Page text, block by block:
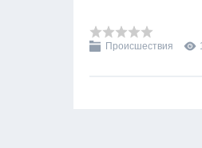
Происшествия